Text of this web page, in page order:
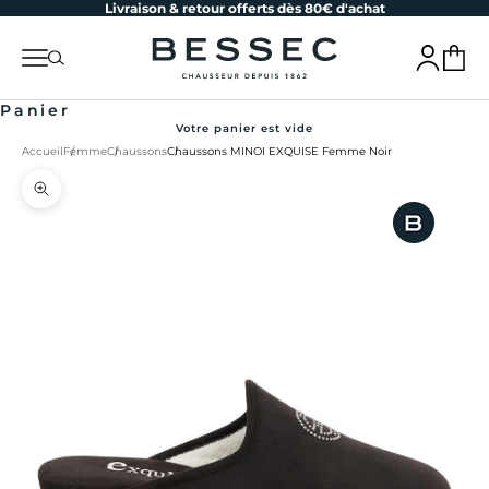
Passer au contenuLivraison & retour offerts dès 80€ d'achat
bessec-chaussures
MenuRecherche Connexion
Panier
Panier
Votre panier est vide
AccueilFemmeChaussonsChaussons MINOI EXQUISE Femme Noir
Zoomer sur l'image